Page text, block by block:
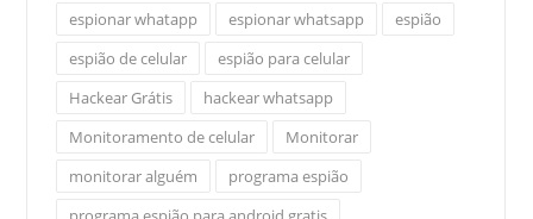
espionar whatapp
espionar whatsapp
espião
espião de celular
espião para celular
Hackear Grátis
hackear whatsapp
Monitoramento de celular
Monitorar
monitorar alguém
programa espião